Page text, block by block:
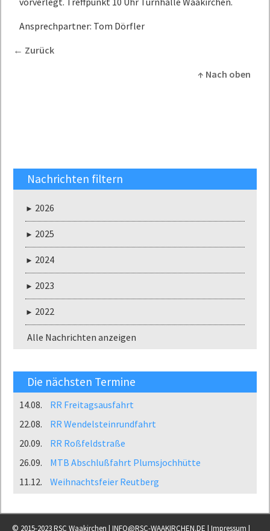
Ansprechpartner: Tom Dörfler
Zurück
Nach oben
Nachrichten filtern
2026
2025
2024
2023
2022
Alle Nachrichten anzeigen
Die nächsten Termine
14.08.
RR Freitagsausfahrt
22.08.
RR Wendelsteinrundfahrt
20.09.
RR Roßfeldstraße
26.09.
MTB Abschlußfahrt Plumsjochhütte
11.12.
Weihnachtsfeier Reutberg
© 2015-2023 RSC Waakirchen | INFO@RSC-WAAKIRCHEN.DE | Impressum |